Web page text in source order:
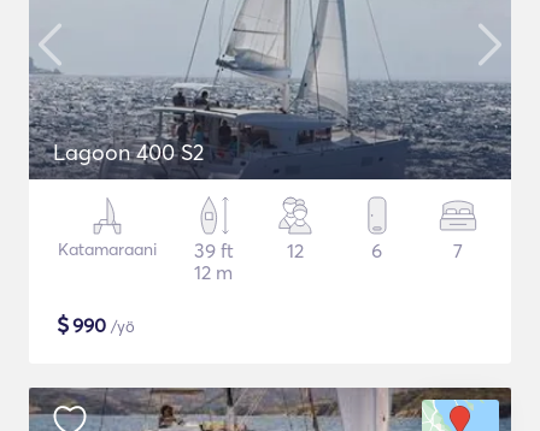
Lagoon 400 S2
Katamaraani
39 ft
12 m
12 6 7
$990 /yö